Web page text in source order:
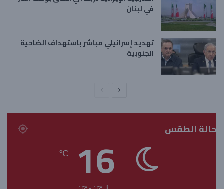
في لبنان
تهديد إسرائيلي مباشر باستهداف الضاحية
الجنوبية
ة
ا
حالة الطقس 16
℃